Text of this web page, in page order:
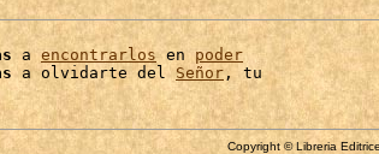
a encontrarlos en poder
a olvidarte del Señor
Copyright © Libreria